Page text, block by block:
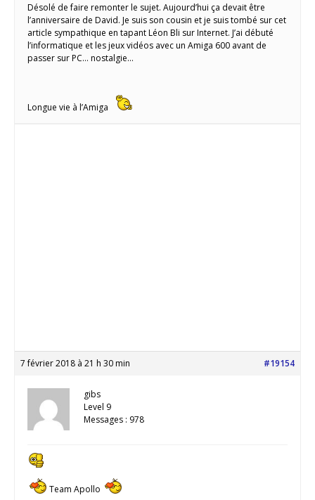
Désolé de faire remonter le sujet. Aujourd’hui ça devait être
l’anniversaire de David. Je suis son cousin et je suis tombé sur cet
article sympathique en tapant Léon Bli sur Internet. J’ai débuté
l’informatique et les jeux vidéos avec un Amiga 600 avant de
passer sur PC… nostalgie…
Longue vie à l’Amiga
7 février 2018 à 21 h 30 min #19154
gibs
Level 9
Messages : 978
Team Apollo